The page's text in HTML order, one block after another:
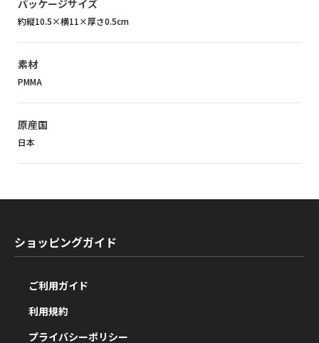
パッケージサイズ
約縦10.5×横11×厚さ0.5cm
素材
PMMA
原産国
日本
ショッピングガイド
ご利用ガイド
利用規約
プライバシーポリシー